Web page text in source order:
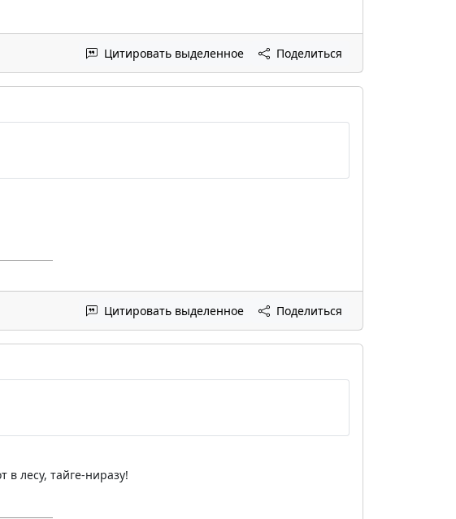
Цитировать выделенное Поделиться
Цитировать выделенное Поделиться
лесу, тайге-ниразу!